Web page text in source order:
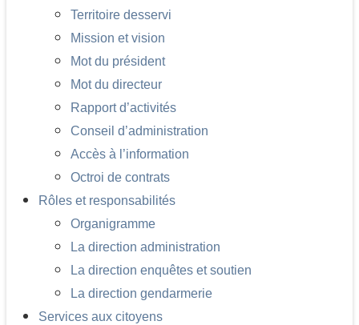
Territoire desservi
Mission et vision
Mot du président
Mot du directeur
Rapport d’activités
Conseil d’administration
Accès à l’information
Octroi de contrats
Rôles et responsabilités
Organigramme
La direction administration
La direction enquêtes et soutien
La direction gendarmerie
Services aux citoyens